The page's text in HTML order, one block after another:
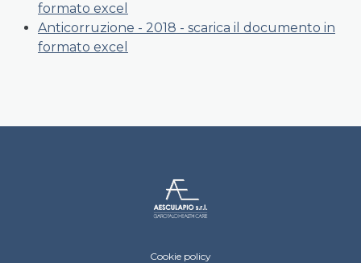
formato excel
Anticorruzione - 2018 - scarica il documento in
formato excel
Centro Medico Aesculapio Footer menu
Cookie policy